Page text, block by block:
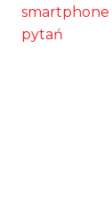
smartphone
pytań